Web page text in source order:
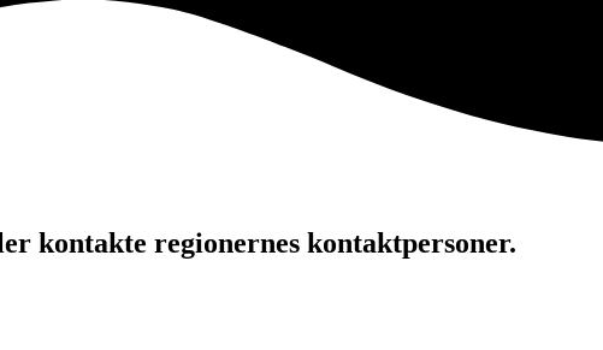
kontakte regionernes kontaktpersoner.